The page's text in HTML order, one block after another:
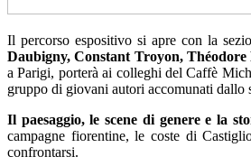
Il percorso espositivo si apre con la
Daubigny, Constant Troyon, Théodore
a Parigi, porterà ai colleghi del Caffè
gruppo di giovani autori accomunati dallo
Il paesaggio, le scene di genere e la
campagne fiorentine, le coste di
confrontarsi.